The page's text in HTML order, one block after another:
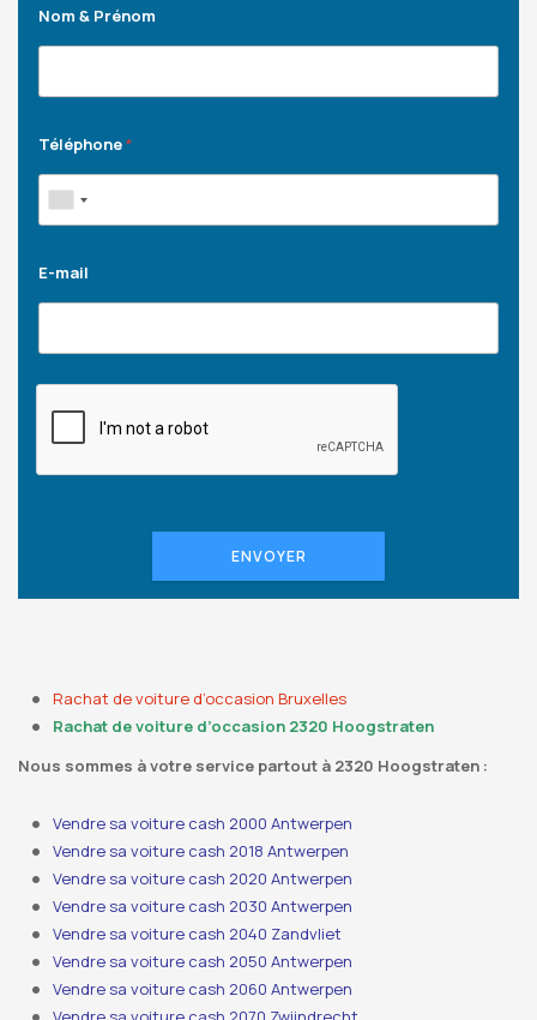
Nom & Prénom
Téléphone*
E-mail
ENVOYER
Rachat de voiture d’occasion Bruxelles
Rachat de voiture d’occasion 2320 Hoogstraten
Nous sommes à votre service partout à 2320 Hoogstraten :
Vendre sa voiture cash 2000 Antwerpen
Vendre sa voiture cash 2018 Antwerpen
Vendre sa voiture cash 2020 Antwerpen
Vendre sa voiture cash 2030 Antwerpen
Vendre sa voiture cash 2040 Zandvliet
Vendre sa voiture cash 2050 Antwerpen
Vendre sa voiture cash 2060 Antwerpen